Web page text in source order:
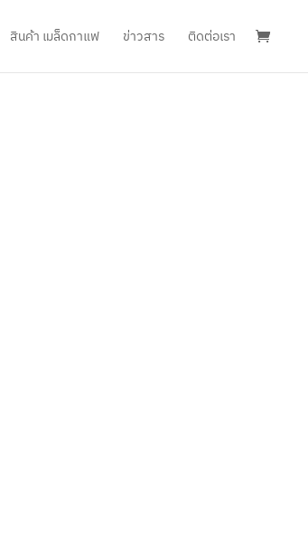
สินค้า เมล็ดกาแฟ ข่าวสาร ติดต่อเรา